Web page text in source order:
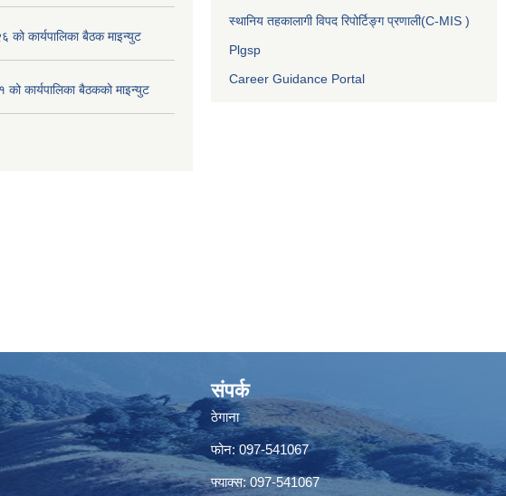
कार्यपालिका बैठक माइन्युट
कार्यपालिका बैठकको माइन्युट
स्थानिय तहकालागी विपद रिपोर्टिङ्ग प्रणाली(C-MIS )
Plgsp
Career Guidance Portal
संपर्क
ठेगाना
फोन: 097-541067
फ्याक्स: 097-541067